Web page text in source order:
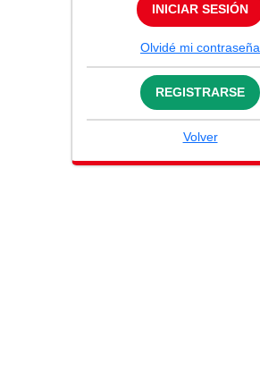
INICIAR SESIÓN
Olvidé mi contraseña
REGISTRARSE
Volver